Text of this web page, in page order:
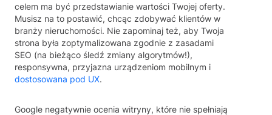
celem ma być przedstawianie wartości Twojej oferty.
Musisz na to postawić, chcąc zdobywać klientów w
branży nieruchomości. Nie zapominaj też, aby Twoja
strona była zoptymalizowana zgodnie z zasadami
SEO (na bieżąco śledź zmiany algorytmów!),
responsywna, przyjazna urządzeniom mobilnym i
dostosowana pod UX.
Google negatywnie ocenia witryny, które nie spełniają